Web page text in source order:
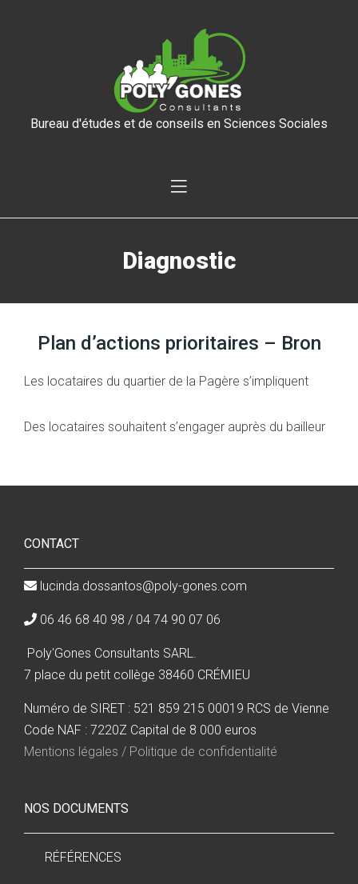
Bureau d'études et de conseils en Sciences Sociales
Diagnostic
Plan d’actions prioritaires – Bron
Les locataires du quartier de la Pagère s’impliquent
Des locataires souhaitent s’engager auprès du bailleur
CONTACT
lucinda.dossantos@poly-gones.com
06 46 68 40 98 / 04 74 90 07 06
Poly'Gones Consultants SARL.
7 place du petit collège 38460 CRÉMIEU
Numéro de SIRET : 521 859 215 00019 RCS de Vienne
Code NAF : 7220Z Capital de 8 000 euros
Mentions légales / Politique de confidentialité
NOS DOCUMENTS
RÉFÉRENCES